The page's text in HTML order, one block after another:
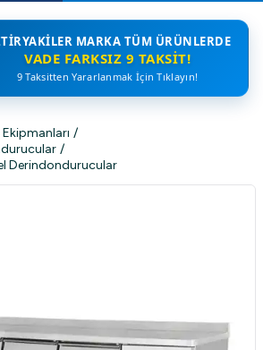
MARKA TÜM ÜRÜNLERDE
VADE FARKSIZ 9 TAKSIT!
9 Taksitten Yararlanmak İçin Tıklayın!
/
/
Derindondurucular